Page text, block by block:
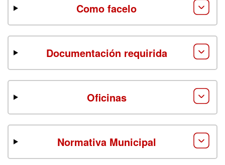
Como facelo
Documentación requirida
Oficinas
Normativa Municipal